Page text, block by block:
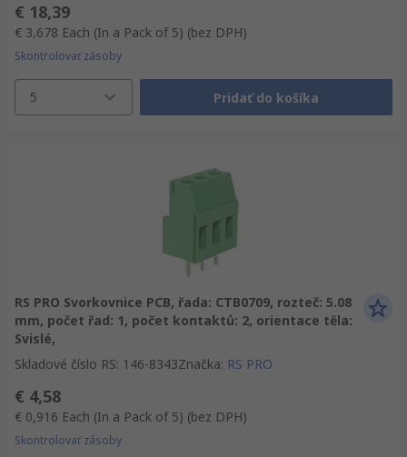
€ 18,39
€ 3,678 Each (In a Pack of 5) (bez DPH)
Skontrolovať zásoby
5 Pridať do košíka
RS PRO Svorkovnice PCB, řada: CTB0709, rozteč: 5.08
mm, počet řad: 1, počet kontaktů: 2, orientace těla:
Svislé,
Skladové číslo RS: 146-8343Značka: RS PRO
€ 4,58
€ 0,916 Each (In a Pack of 5) (bez DPH)
Skontrolovať zásoby